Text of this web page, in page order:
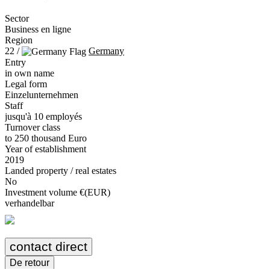
Sector
Business en ligne
Region
22 /
Germany
Entry
in own name
Legal form
Einzelunternehmen
Staff
jusqu'à 10 employés
Turnover class
to 250 thousand Euro
Year of establishment
2019
Landed property / real estates
No
Investment volume €(EUR)
verhandelbar
contact direct
De retour